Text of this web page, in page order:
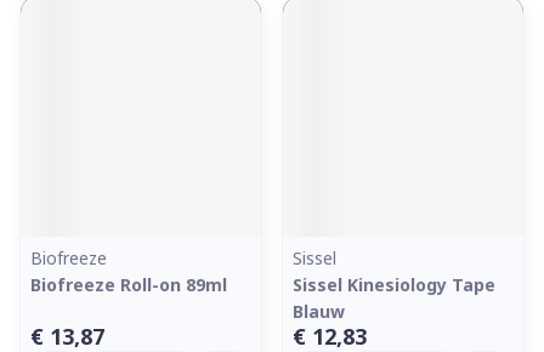
Biofreeze
Biofreeze Roll-on 89ml
€ 13,87
Sissel
Sissel Kinesiology Tape
Blauw
€ 12,83